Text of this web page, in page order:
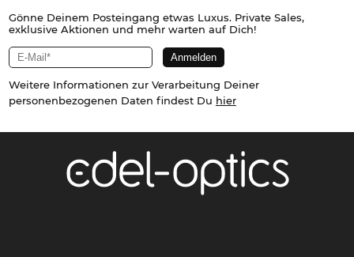
Gönne Deinem Posteingang etwas Luxus. Private Sales,
exklusive Aktionen und mehr warten auf Dich!
Weitere Informationen zur Verarbeitung Deiner
personenbezogenen Daten findest Du hier